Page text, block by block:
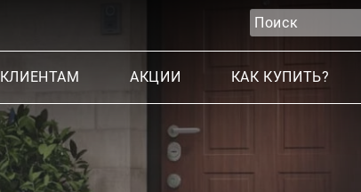
КЛИЕНТАМ АКЦИИ КАК КУПИТЬ?